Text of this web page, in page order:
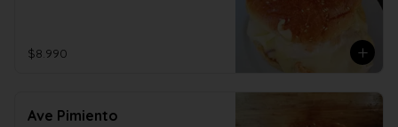
$8.990
Ave Pimiento